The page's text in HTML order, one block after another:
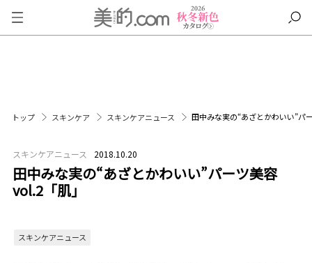
トップ スキンケア スキンケアニュース 田中みな実の“あざとかわいい”
スキンケアニュース 2018.10.20
田中みな実の“あざとかわいい”パーツ美容
vol.2「肌」
スキンケアニュース